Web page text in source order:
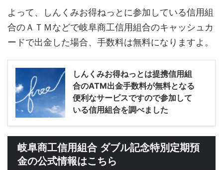
よって、しんくみお得ねっとに参加している信用組
合のＡＴＭなどで岐阜商工信用組合のキャッシュカ
ードで出金した場合、手数料は無料になりますよ。
しんくみお得ねっとは提携信用組
合のATM出金手数料が無料となる
便利なサービスですので参加して
いる信用組合を調べました
岐阜商工信用組合 ダブル記念特別定期預
金の公式情報はこちら